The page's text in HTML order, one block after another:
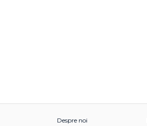
Despre noi